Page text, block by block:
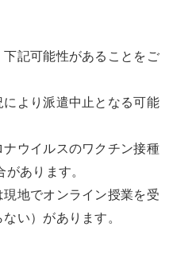
記可能性があることをご
により派遣中止となる可能
ナウイルスのワクチン接種
あります。
現地でオンライン授業を受
い）があります。